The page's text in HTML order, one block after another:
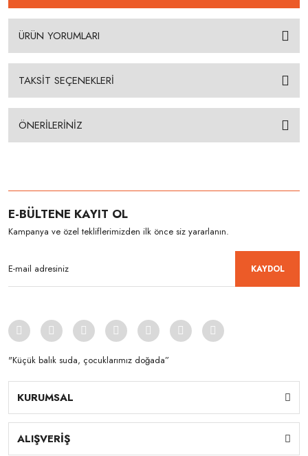
ÜRÜN YORUMLARI
TAKSİT SEÇENEKLERİ
ÖNERİLERİNİZ
E-BÜLTENE KAYIT OL
Kampanya ve özel tekliflerimizden ilk önce siz yararlanın.
KAYDOL
"Küçük balık suda, çocuklarımız doğada”
KURUMSAL
ALIŞVERİŞ